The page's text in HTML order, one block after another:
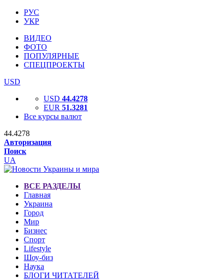
РУС
УКР
ВИДЕО
ФОТО
ПОПУЛЯРНЫЕ
СПЕЦПРОЕКТЫ
USD
USD 44.4278
EUR 51.3281
Все курсы валют
44.4278
Авторизация
Поиск
UA
ВСЕ РАЗДЕЛЫ
Главная
Украина
Город
Мир
Бизнес
Спорт
Lifestyle
Шоу-биз
Наука
БЛОГИ ЧИТАТЕЛЕЙ